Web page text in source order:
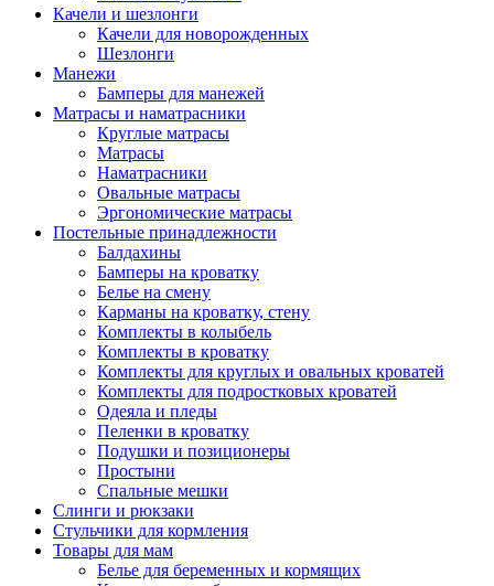
Качели и шезлонги
Качели для новорожденных
Шезлонги
Манежи
Бамперы для манежей
Матрасы и наматрасники
Круглые матрасы
Матрасы
Наматрасники
Овальные матрасы
Эргономические матрасы
Постельные принадлежности
Балдахины
Бамперы на кроватку
Белье на смену
Карманы на кроватку, стену
Комплекты в колыбель
Комплекты в кроватку
Комплекты для круглых и овальных кроватей
Комплекты для подростковых кроватей
Одеяла и пледы
Пеленки в кроватку
Подушки и позиционеры
Простыни
Спальные мешки
Слинги и рюкзаки
Стульчики для кормления
Товары для мам
Белье для беременных и кормящих